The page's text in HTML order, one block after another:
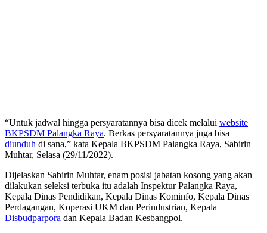
“Untuk jadwal hingga persyaratannya bisa dicek melalui website
BKPSDM Palangka Raya. Berkas persyaratannya juga bisa
diunduh di sana,” kata Kepala BKPSDM Palangka Raya, Sabirin
Muhtar, Selasa (29/11/2022).
Dijelaskan Sabirin Muhtar, enam posisi jabatan kosong yang akan
dilakukan seleksi terbuka itu adalah Inspektur Palangka Raya,
Kepala Dinas Pendidikan, Kepala Dinas Kominfo, Kepala Dinas
Perdagangan, Koperasi UKM dan Perindustrian, Kepala
Disbudparpora dan Kepala Badan Kesbangpol.